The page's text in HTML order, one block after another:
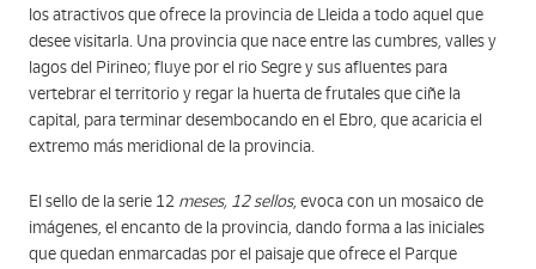
los atractivos que ofrece la provincia de Lleida a todo aquel que
desee visitarla. Una provincia que nace entre las cumbres, valles y
lagos del Pirineo; fluye por el rio Segre y sus afluentes para
vertebrar el territorio y regar la huerta de frutales que ciñe la
capital, para terminar desembocando en el Ebro, que acaricia el
extremo más meridional de la provincia.
El sello de la serie 12 meses, 12 sellos, evoca con un mosaico de
imágenes, el encanto de la provincia, dando forma a las iniciales
que quedan enmarcadas por el paisaje que ofrece el Parque